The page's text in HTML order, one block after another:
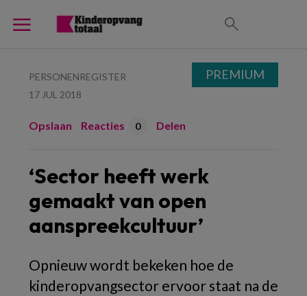
PERSONENREGISTER
17 JUL 2018
Opslaan Reacties 0 Delen
‘Sector heeft werk
gemaakt van open
aanspreekcultuur’
Opnieuw wordt bekeken hoe de
kinderopvangsector ervoor staat na de
PREMIUM